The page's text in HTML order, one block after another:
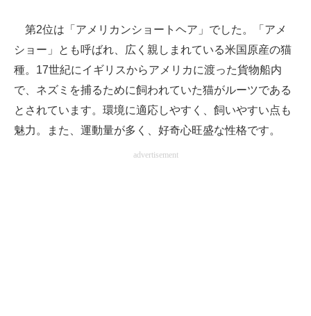
第2位は「アメリカンショートヘア」でした。「アメ
ショー」とも呼ばれ、広く親しまれている米国原産の猫
種。17世紀にイギリスからアメリカに渡った貨物船内
で、ネズミを捕るために飼われていた猫がルーツである
とされています。環境に適応しやすく、飼いやすい点も
魅力。また、運動量が多く、好奇心旺盛な性格です。
advertisement